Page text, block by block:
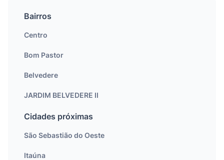
Bairros
Centro
Bom Pastor
Belvedere
JARDIM BELVEDERE II
Cidades próximas
São Sebastião do Oeste
Itaúna